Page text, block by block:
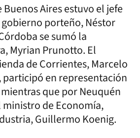
Buenos Aires estuvo el jefe
porteño, Néstor
se sumó la
Myrian Prunotto. El
de Corrientes, Marcelo
participó en representación
que por Neuquén
de Economía,
Guillermo Koenig.